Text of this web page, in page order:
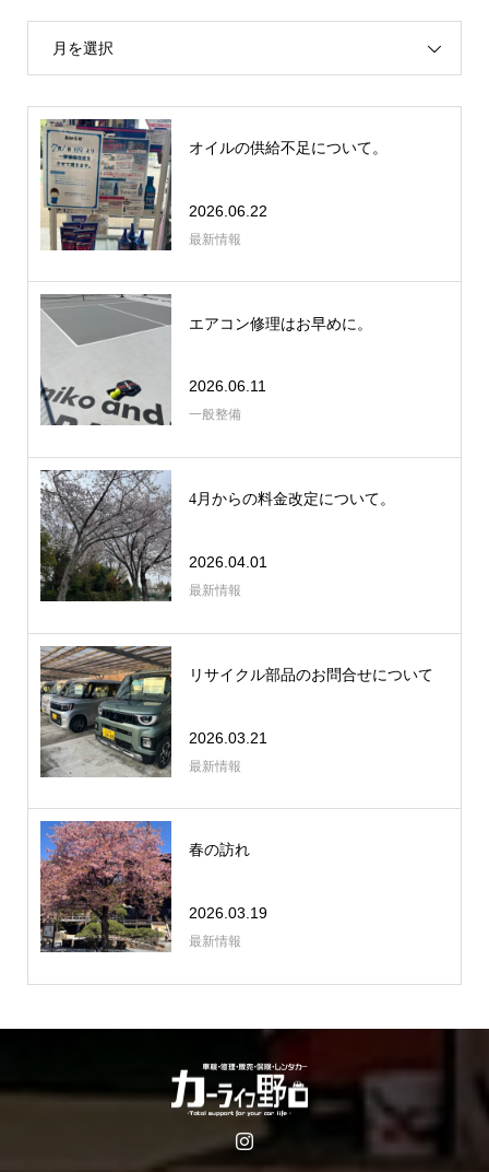
月を選択
オイルの供給不足について。
2026.06.22
最新情報
エアコン修理はお早めに。
2026.06.11
一般整備
4月からの料金改定について。
2026.04.01
最新情報
リサイクル部品のお問合せについて
2026.03.21
最新情報
春の訪れ
2026.03.19
最新情報